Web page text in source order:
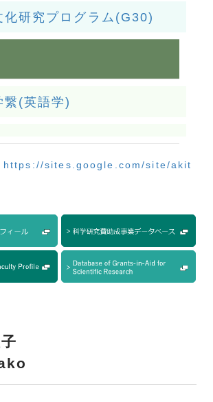
化研究プログラム(G30)
繋(英語学)
https://sites.google.com/site/akit